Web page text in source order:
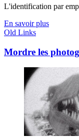
L'identification par
En savoir plus
Old Links
Mordre les